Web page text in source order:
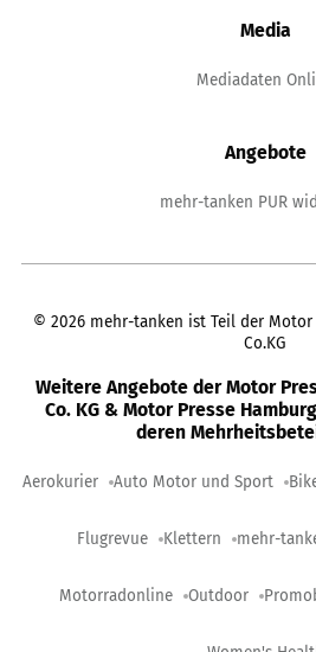
Media
Mediadaten
Angebote
mehr-tanken PUR
© 2026 mehr-tanken ist Teil der
Co.KG
Weitere Angebote der Motor
Co. KG & Motor Presse
deren
Aerokurier Auto Motor und Sport
Flugrevue Klettern mehr-
Motorradonline Outdoor